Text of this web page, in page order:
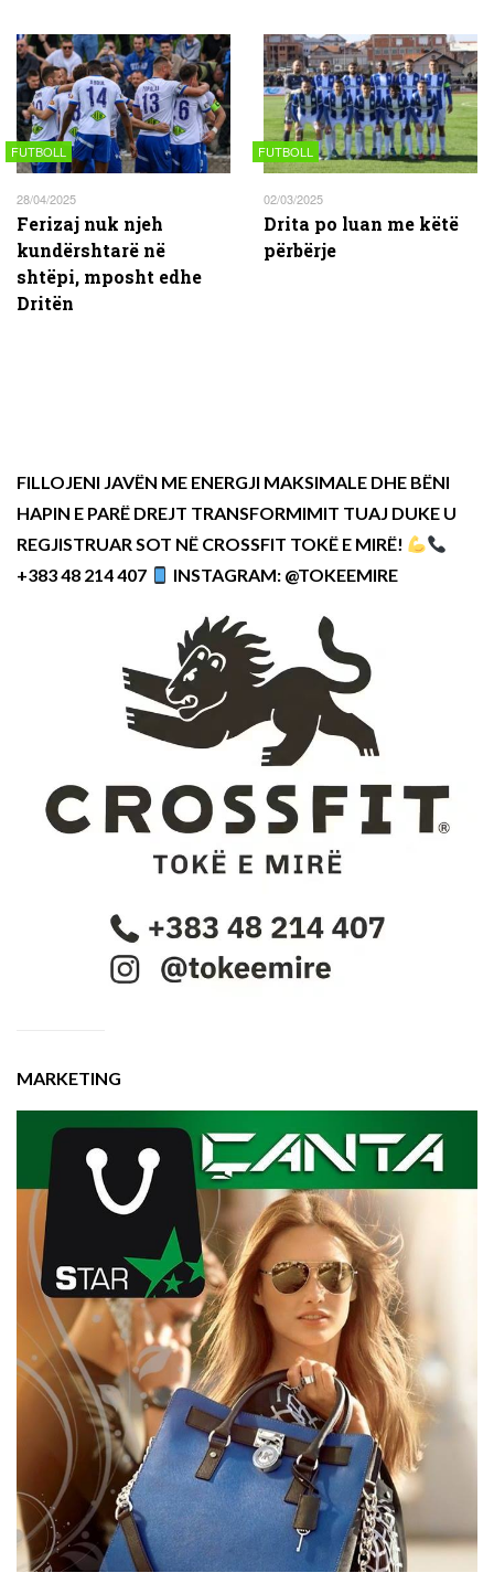
FUTBOLL
28/04/2025
Ferizaj nuk njeh
kundërshtarë në
shtëpi, mposht edhe
Dritën
FUTBOLL
02/03/2025
Drita po luan me këtë
përbërje
FILLOJENI JAVËN ME ENERGJI MAKSIMALE DHE BËNI
HAPIN E PARË DREJT TRANSFORMIMIT TUAJ DUKE U
REGJISTRUAR SOT NË CROSSFIT TOKË E MIRË!
+383 48 214 407
INSTAGRAM: @TOKEEMIRE
MARKETING